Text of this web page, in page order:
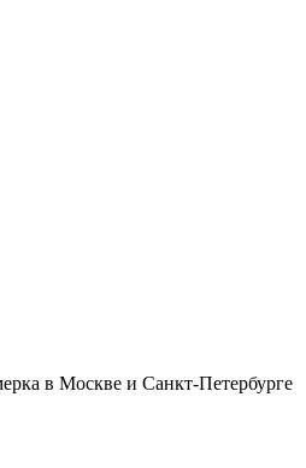
в Москве и Санкт-Петербурге